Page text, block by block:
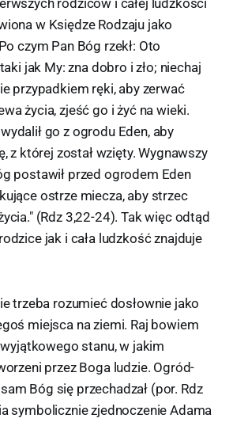
w Księdze Rodzaju jako
czym Pan Bóg rzekł: Oto
jak My: zna dobro i zło; niechaj
przypadkiem ręki, aby zerwać
życia, zjeść go i żyć na wieki.
go z ogrodu Eden, aby
z której został wzięty. Wygnawszy
postawił przed ogrodem Eden
ostrze miecza, aby strzec
(Rdz 3,22-24). Tak więc odtąd
jak i cała ludzkość znajduje
trzeba rozumieć dosłownie jako
miejsca na ziemi. Raj bowiem
stanu, w jakim
przez Boga ludzie. Ogród-
Bóg się przechadzał (por. Rdz
symbolicznie zjednoczenie Adama